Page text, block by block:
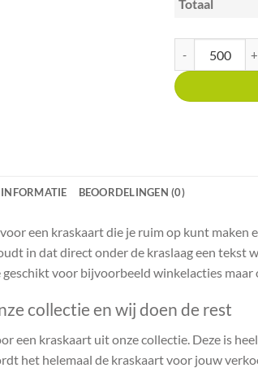
Totaal
BEOORDELINGEN (0)
een kraskaart die je ruim op kunt
in dat direct onder de kraslaag een tekst
voor bijvoorbeeld winkelacties maar
collectie en wij doen de rest
een kraskaart uit onze collectie. Deze is
het helemaal de kraskaart voor jouw